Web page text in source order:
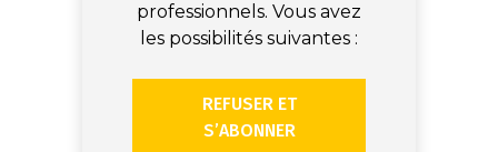
professionnels. Vous avez
les possibilités suivantes :
REFUSER ET
S’ABONNER